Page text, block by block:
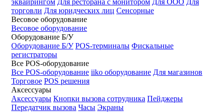
эквайрингом Для ресторана с монитором Для ООО Для
торговли Для юридческих лиц Сенсорные
Весовое оборудование
Весовое оборудование
Оборудование Б/У
Оборудование Б/У POS-терминалы Фискальные
регистраторы
Все POS-оборудование
Все POS-оборудование iiko оборудование Для магазинов
Торговое POS решения
Аксессуары
Аксессуары Кнопки вызова сотрудника Пейджеры
Передатчик вызова Часы Экраны